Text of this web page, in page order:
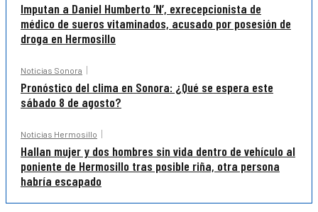
Imputan a Daniel Humberto ‘N’, exrecepcionista de
médico de sueros vitaminados, acusado por posesión de
droga en Hermosillo
Noticias Sonora
Pronóstico del clima en Sonora: ¿Qué se espera este
sábado 8 de agosto?
Noticias Hermosillo
Hallan mujer y dos hombres sin vida dentro de vehículo al
poniente de Hermosillo tras posible riña, otra persona
habría escapado